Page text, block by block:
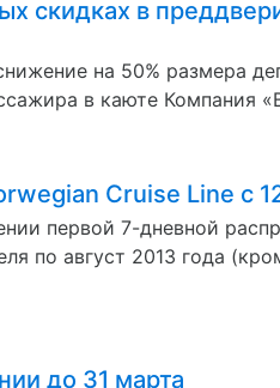
скидках в
на 50% размера
в каюте Компания
Cruise Line с
первой 7-дневной
по август 2013 года
до 31 марта